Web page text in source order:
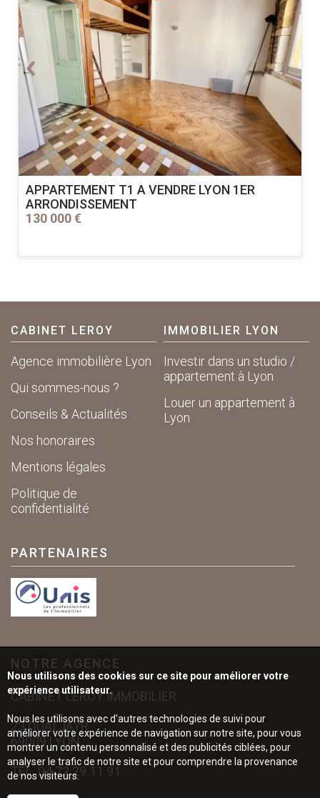
APPARTEMENT T1 A VENDRE LYON 1ER
ARRONDISSEMENT
130 000 €
CABINET LEROY
Agence immobilière Lyon
Qui sommes-nous ?
Conseils & Actualités
Nos honoraires
Mentions légales
Politique de
confidentialité
IMMOBILIER LYON
Investir dans un studio /
appartement à Lyon
Louer un appartement à
Lyon
PARTENAIRES
NOTRE AGENCE
CABINET LEROY IMMOBILIER
23 QUAI JAYR
69009 LYON
TÉL.04.72.29.11.91
Nous utilisons des cookies sur ce site pour améliorer votre
expérience utilisateur.
Nous les utilisons avec d'autres technologies de suivi pour
améliorer votre expérience de navigation sur notre site, pour vous
montrer un contenu personnalisé et des publicités ciblées, pour
analyser le trafic de notre site et pour comprendre la provenance
de nos visiteurs.